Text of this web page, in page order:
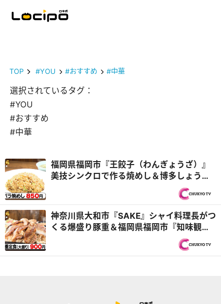
TOP #YOU #おすすめ #中華
選択されているタグ：
#YOU
#おすすめ
#中華
福岡県福岡市『王餃子（わんぎょうざ）』
美技シンクロで作る焼めし＆博多しょうゆ
ラーメン！チームプレー親子3代中華『オモ
神奈川県大和市『SAKE』シャイ料理長がつ
くる爆盛り豚重＆福岡県福岡市『知味観
（しみかん）』仲良しヤング兄弟！『オモ